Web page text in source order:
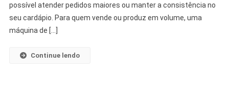
possível atender pedidos maiores ou manter a consistência no
seu cardápio. Para quem vende ou produz em volume, uma
máquina de […]
Continue lendo